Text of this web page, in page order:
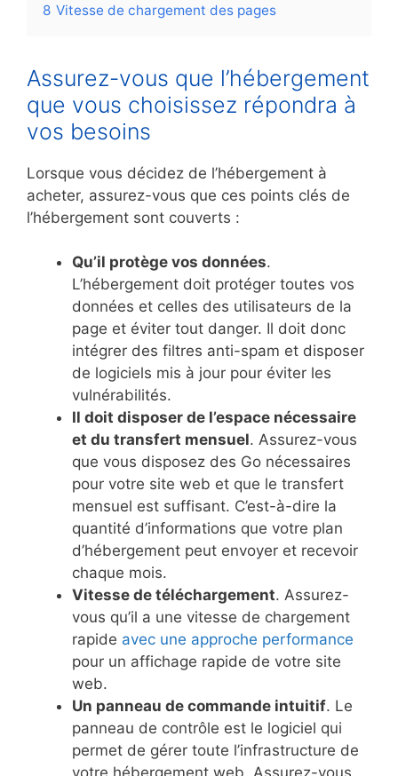
8 Vitesse de chargement des pages
Assurez-vous que l’hébergement
que vous choisissez répondra à
vos besoins
Lorsque vous décidez de l’hébergement à
acheter, assurez-vous que ces points clés de
l’hébergement sont couverts :
Qu’il protège vos données.
L’hébergement doit protéger toutes vos
données et celles des utilisateurs de la
page et éviter tout danger. Il doit donc
intégrer des filtres anti-spam et disposer
de logiciels mis à jour pour éviter les
vulnérabilités.
Il doit disposer de l’espace nécessaire
et du transfert mensuel. Assurez-vous
que vous disposez des Go nécessaires
pour votre site web et que le transfert
mensuel est suffisant. C’est-à-dire la
quantité d’informations que votre plan
d’hébergement peut envoyer et recevoir
chaque mois.
Vitesse de téléchargement. Assurez-
vous qu’il a une vitesse de chargement
rapide avec une approche performance
pour un affichage rapide de votre site
web.
Un panneau de commande intuitif. Le
panneau de contrôle est le logiciel qui
permet de gérer toute l’infrastructure de